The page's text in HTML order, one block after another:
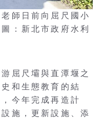
師日前向屈尺國小
：新北市政府水利
屈尺壩與直潭堰之
和生態教育的結
今年完成再造計
施，更新設施、添